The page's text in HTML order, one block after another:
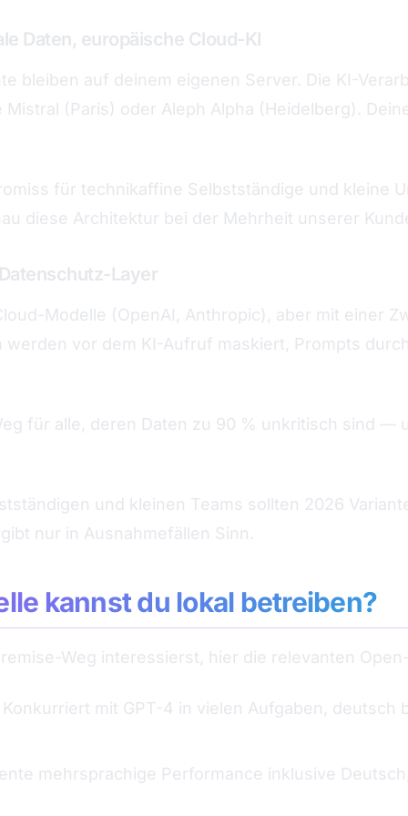
Daten, europäische Cloud-KI
bleiben auf deinem eigenen Server. Die KI-
(Paris) oder Aleph Alpha (Heidelberg).
für technikaffine Selbstständige und kleine
diese Architektur bei der Mehrheit unserer
Layer
Modelle (OpenAI, Anthropic), aber mit einer
vor dem KI-Aufruf maskiert, Prompts
für alle, deren Daten zu 90 % unkritisch sind —
und kleinen Teams sollten 2026
nur in Ausnahmefällen Sinn.
kannst du lokal betreiben?
Weg interessierst, hier die relevanten
mit GPT-4 in vielen Aufgaben, deutsch
mehrsprachige Performance inklusive